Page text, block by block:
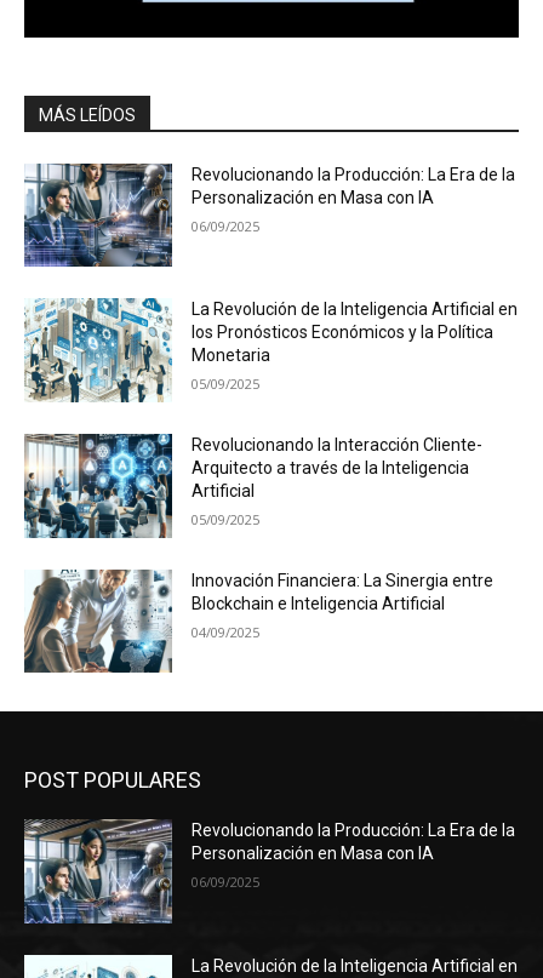
MÁS LEÍDOS
Revolucionando la Producción: La Era de la
Personalización en Masa con IA
06/09/2025
La Revolución de la Inteligencia Artificial en
los Pronósticos Económicos y la Política
Monetaria
05/09/2025
Revolucionando la Interacción Cliente-
Arquitecto a través de la Inteligencia
Artificial
05/09/2025
Innovación Financiera: La Sinergia entre
Blockchain e Inteligencia Artificial
04/09/2025
POST POPULARES
Revolucionando la Producción: La Era de la
Personalización en Masa con IA
06/09/2025
La Revolución de la Inteligencia Artificial en